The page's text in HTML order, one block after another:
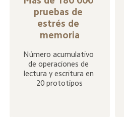
pruebas de
estrés de
memoria
Número acumulativo
de operaciones de
lectura y escritura en
20 prototipos